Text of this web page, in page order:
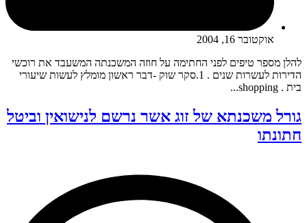
אוקטובר 16, 2004
להלן מספר טיפים לפני החתימה על חוזה המשכנתה המשעבד את רוכשי
הדירות לעשרות שנים . 1.סקר שוק -דבר ראשון מומלץ לעשות שיעורי
בית . shopping...
גורל משכנתא של זוג אשר נרשם לנישואין וביטל
חתונתו